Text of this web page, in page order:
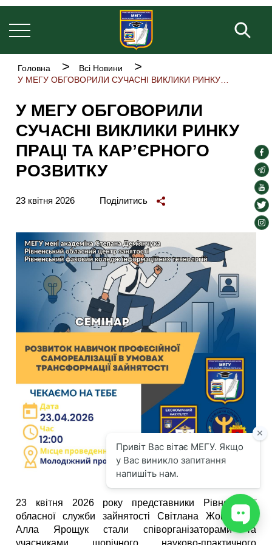
Перейти
до
основного
вмісту
Основна
Рядок
навіґації
Головна
Всі Новини
У МЕГУ ОБГОВОРИЛИ
СУЧАСНІ ВИКЛИКИ РИНКУ
ПРАЦІ ТА КАР’ЄРНОГО
РОЗВИТКУ
23 квітня 2026 Поділитись
23 квітня 2026 року представники Рівненської
обласної служби зайнятості Світлана Жовнір та
Алла Ярощук стали співорганізаторами та
учасниками щорічного науково-практичного